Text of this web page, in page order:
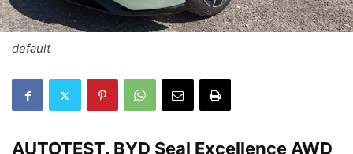
default
AUTOTEST. BYD Seal Excellence AWD